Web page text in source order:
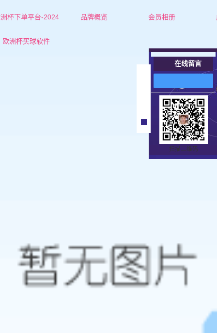
杯下单平台-2024
欧洲杯买球软件
品牌概览 会员相册
葫芦岛红娘-张老师
葫芦岛女士
葫芦岛男士
在线留言
扫描二维码